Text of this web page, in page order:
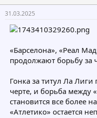
т
о
р
т
м
ы
т
а
а
л
31.03.2025
«Барселона», «Реал
продолжают борьбу за
Гонка за титул Ла
черте, и борьба между
становится все более
«Атлетико» остается